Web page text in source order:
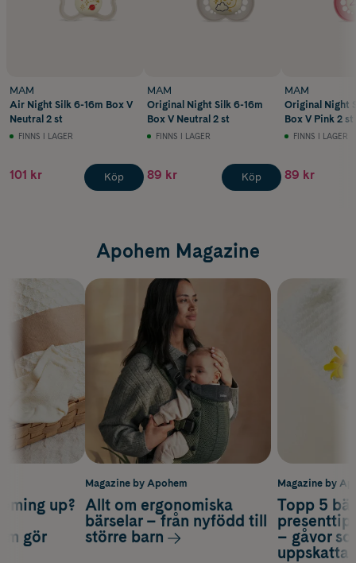
MAM
Air Night Silk 6-16m Box V
Neutral 2 st
FINNS I LAGER
101 kr Köp
MAM
Original Night Silk 6-16m
Box V Neutral 2 st
FINNS I LAGER
89 kr Köp
MAM
Original Night
Box V Pink 2 st
FINNS I LAGER
89 kr
Apohem Magazine
Magazine by
Topp 5
– gåvor
up?
gör
Magazine by Apohem
Allt om ergonomiska
bärselar – från nyfödd till
större barn